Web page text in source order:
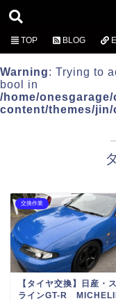
TOP BLOG
Warning: Trying to
bool in
/home/
content/themes/jin/
交換作業
【タイヤ交換】日産・
ラインGT-R